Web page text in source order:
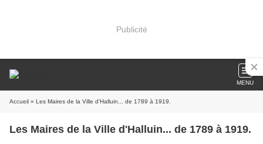
Publicité
MENU
Accueil » Les Maires de la Ville d'Halluin... de 1789 à 1919.
Les Maires de la Ville d'Halluin... de 1789 à 1919.